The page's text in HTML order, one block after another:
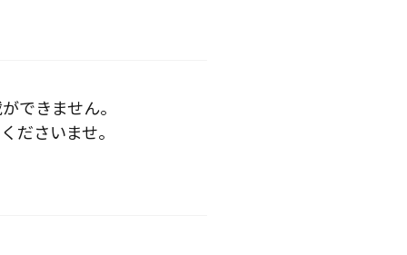
できません。
ださいませ。